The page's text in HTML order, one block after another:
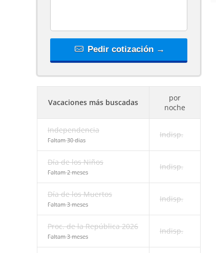
Pedir cotización →
Vacaciones más buscadas
por
noche
Independencia
Faltam 30 dias
Indisp.
Día de los Niños
Faltam 2 meses
Indisp.
Día de los Muertos
Faltam 3 meses
Indisp.
Proc. de la República 2026
Faltam 3 meses
Indisp.